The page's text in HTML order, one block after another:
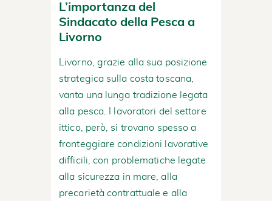
L’importanza del
Sindacato della Pesca a
Livorno
Livorno, grazie alla sua posizione
strategica sulla costa toscana,
vanta una lunga tradizione legata
alla pesca. I lavoratori del settore
ittico, però, si trovano spesso a
fronteggiare condizioni lavorative
difficili, con problematiche legate
alla sicurezza in mare, alla
precarietà contrattuale e alla